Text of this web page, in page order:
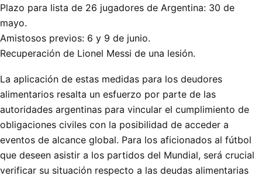
Plazo para lista de 26 jugadores de Argentina: 30 de
mayo.
Amistosos previos: 6 y 9 de junio.
Recuperación de Lionel Messi de una lesión.
La aplicación de estas medidas para los deudores
alimentarios resalta un esfuerzo por parte de las
autoridades argentinas para vincular el cumplimiento de
obligaciones civiles con la posibilidad de acceder a
eventos de alcance global. Para los aficionados al fútbol
que deseen asistir a los partidos del Mundial, será crucial
verificar su situación respecto a las deudas alimentarias